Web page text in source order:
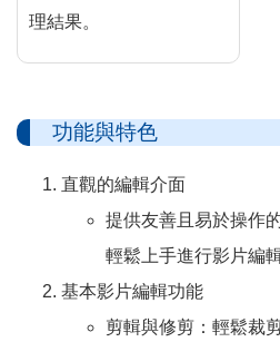
理結果。
功能與特色
直觀的編輯介面
提供友善且易於操作
輕鬆上手進行影片編輯
基本影片編輯功能
剪輯與修剪：輕鬆裁